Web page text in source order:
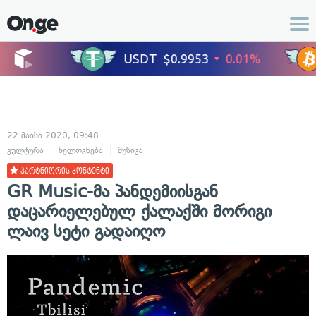
22 მაისი 2020, 09:48
კულტურა
ხელოვნება მუსიკა
პარტნიორის კონტენტი
GR Music-მა პანდემიისგან
დაცარიელებულ ქალაქში მორიგი
ლაივ სეტი გადაიღო